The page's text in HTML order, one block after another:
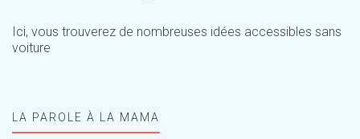
Ici, vous trouverez de nombreuses idées accessibles sans
voiture
LA PAROLE À LA MAMA